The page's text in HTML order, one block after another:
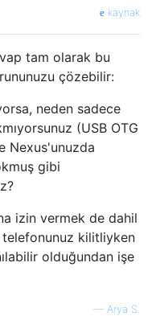
kaynak
tam olarak bu
çözebilir:
neden sadece
(USB OTG
Nexus'unuzda
gibi
izin vermek de dahil
kilitliyken
olduğundan işe
— Arya S.